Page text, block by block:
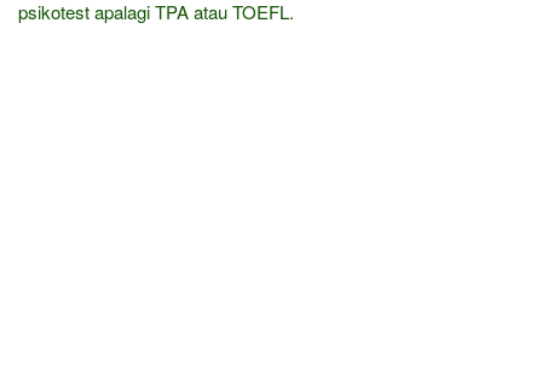
psikotest apalagi TPA atau TOEFL.